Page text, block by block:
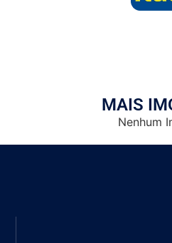
MAIS
Nenhum